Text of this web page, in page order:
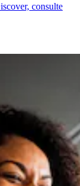
consulte